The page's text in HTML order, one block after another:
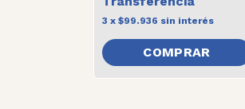
3 x $99.936 sin interés